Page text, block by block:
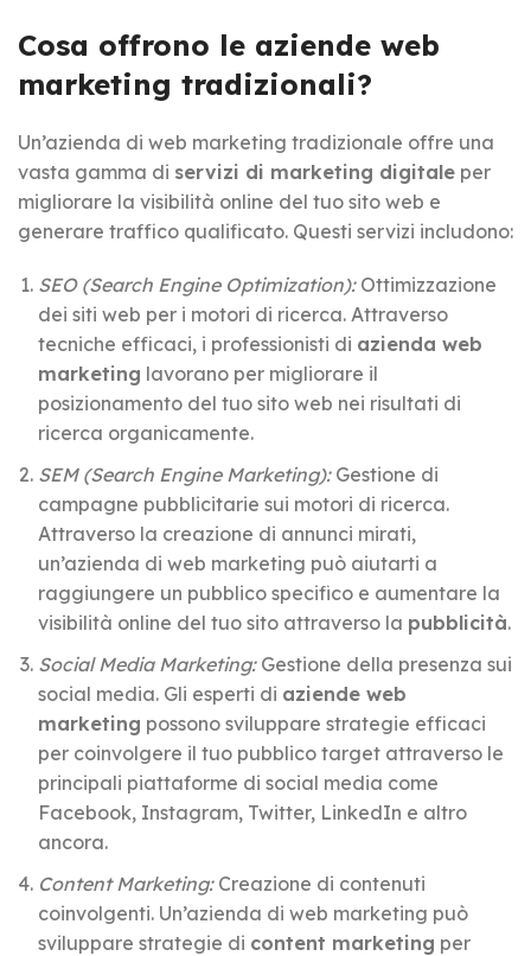
Cosa offrono le aziende web
marketing tradizionali?
Un’azienda di web marketing tradizionale offre una
vasta gamma di servizi di marketing digitale per
migliorare la visibilità online del tuo sito web e
generare traffico qualificato. Questi servizi includono:
SEO (Search Engine Optimization):Ottimizzazione
dei siti web per i motori di ricerca. Attraverso
tecniche efficaci, i professionisti di azienda web
marketing lavorano per migliorare il
posizionamento del tuo sito web nei risultati di
ricerca organicamente.
SEM (Search Engine Marketing):Gestione di
campagne pubblicitarie sui motori di ricerca.
Attraverso la creazione di annunci mirati,
un’azienda di web marketing può aiutarti a
raggiungere un pubblico specifico e aumentare la
visibilità online del tuo sito attraverso la pubblicità.
Social Media Marketing:Gestione della presenza sui
social media. Gli esperti di aziende web
marketing possono sviluppare strategie efficaci
per coinvolgere il tuo pubblico target attraverso le
principali piattaforme di social media come
Facebook, Instagram, Twitter, LinkedIn e altro
ancora.
Content Marketing:Creazione di contenuti
coinvolgenti. Un’azienda di web marketing può
sviluppare strategie di content marketing per